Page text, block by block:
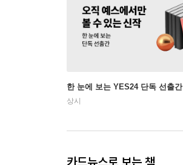
한 눈에 보는 YES24 단독 선출간
상시
카드뉴스로 보는 책